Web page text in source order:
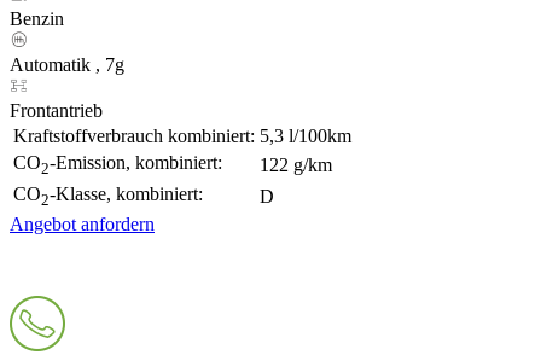
Benzin
Automatik , 7g
Frontantrieb
Kraftstoffverbrauch kombiniert: 5,3 l/100km
CO2-Emission, kombiniert:
122 g/km
CO2-Klasse, kombiniert:
D
Angebot anfordern